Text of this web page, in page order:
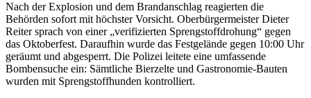
Nach der Explosion und dem Brandanschlag reagierten die
Behörden sofort mit höchster Vorsicht. Oberbürgermeister Dieter
Reiter sprach von einer „verifizierten Sprengstoffdrohung“ gegen
das Oktoberfest. Daraufhin wurde das Festgelände gegen 10:00 Uhr
geräumt und abgesperrt. Die Polizei leitete eine umfassende
Bombensuche ein: Sämtliche Bierzelte und Gastronomie-Bauten
wurden mit Sprengstoffhunden kontrolliert.